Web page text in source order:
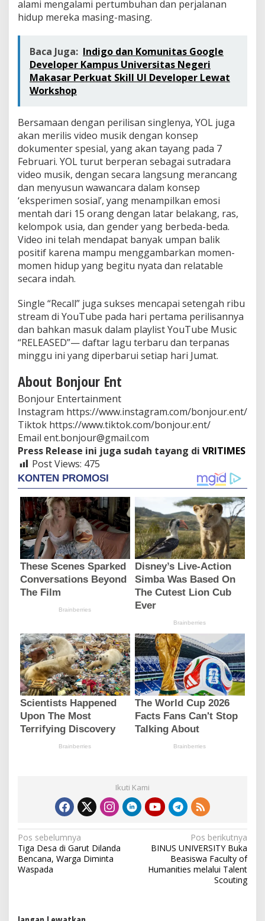
alami mengalami pertumbuhan dan perjalanan
hidup mereka masing-masing.
Baca Juga: Indigo dan Komunitas Google
Developer Kampus Universitas Negeri
Makasar Perkuat Skill UI Developer Lewat
Workshop
Bersamaan dengan perilisan singlenya, YOL juga
akan merilis video musik dengan konsep
dokumenter spesial, yang akan tayang pada 7
Februari. YOL turut berperan sebagai sutradara
video musik, dengan secara langsung merancang
dan menyusun wawancara dalam konsep
‘eksperimen sosial’, yang menampilkan emosi
mentah dari 15 orang dengan latar belakang, ras,
kelompok usia, dan gender yang berbeda-beda.
Video ini telah mendapat banyak umpan balik
positif karena mampu menggambarkan momen-
momen hidup yang begitu nyata dan relatable
secara indah.
Single “Recall” juga sukses mencapai setengah ribu
stream di YouTube pada hari pertama perilisannya
dan bahkan masuk dalam playlist YouTube Music
“RELEASED”— daftar lagu terbaru dan terpanas
minggu ini yang diperbarui setiap hari Jumat.
About Bonjour Ent
Bonjour Entertainment
Instagram https://www.instagram.com/bonjour.ent/
Tiktok https://www.tiktok.com/bonjour.ent/
Email ent.bonjour@gmail.com
Press Release ini juga sudah tayang di VRITIMES
Post Views: 475
Ikuti Kami
N
a
v
Pos sebelumnya
Tiga Desa di Garut Dilanda
Bencana, Warga Diminta
Waspada
Pos berikutnya
BINUS UNIVERSITY Buka
Beasiswa Faculty of
Humanities melalui Talent
Scouting